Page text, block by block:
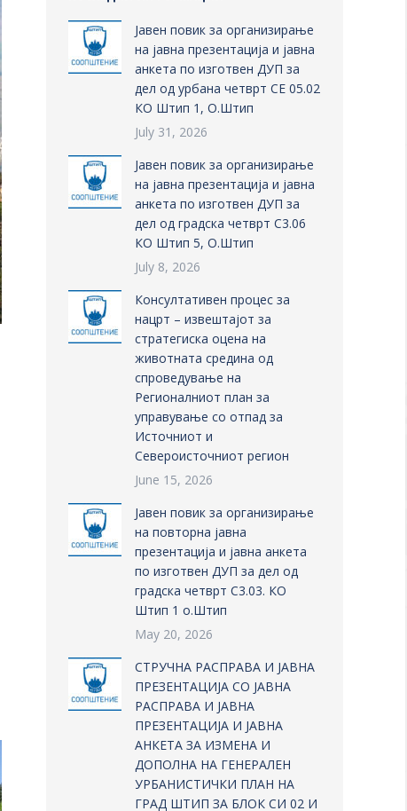
Јавен повик за организирање
на јавна презентација и јавна
анкета по изготвен ДУП за
дел од урбана четврт СЕ 05.02
КО Штип 1, О.Штип
July 31, 2026
Јавен повик за организирање
на јавна презентација и јавна
анкета по изготвен ДУП за
дел од градска четврт С3.06
КО Штип 5, О.Штип
July 8, 2026
Консултативен процес за
нацрт – извештајот за
стратегиска оцена на
животната средина од
спроведување на
Регионалниот план за
управување со отпад за
Источниот и
Североисточниот регион
June 15, 2026
Јавен повик за организирање
на повторна јавна
презентација и јавна анкета
по изготвен ДУП за дел од
градска четврт С3.03. КО
Штип 1 о.Штип
May 20, 2026
СТРУЧНА РАСПРАВА И ЈАВНА
ПРЕЗЕНТАЦИЈА СО ЈАВНА
РАСПРАВА И ЈАВНА
ПРЕЗЕНТАЦИЈА И ЈАВНА
АНКЕТА ЗА ИЗМЕНА И
ДОПОЛНА НА ГЕНЕРАЛЕН
УРБАНИСТИЧКИ ПЛАН НА
ГРАД ШТИП ЗА БЛОК СИ 02 И